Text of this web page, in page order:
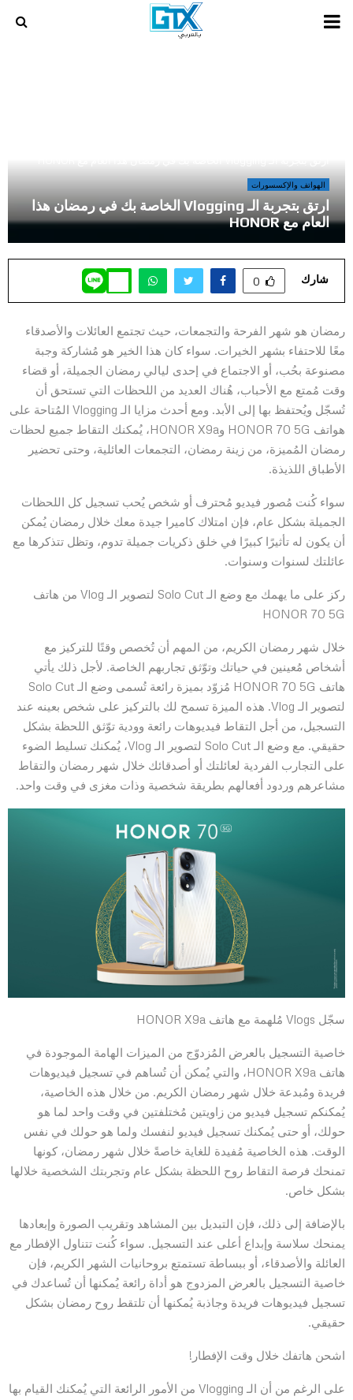
PRIMARY
الهواتف والإكسسورات
ارتق بتجربة الـ Vlogging الخاصة بك في رمضان هذا
العام مع HONOR
شارك 0
رمضان هو شهر الفرحة والتجمعات، حيث تجتمع العائلات والأصدقاء
معًا للاحتفاء بشهر الخيرات. سواء كان هذا الخير هو مُشاركة وجبة
مصنوعة بحُب، أو الاجتماع في إحدى ليالي رمضان الجميلة، أو قضاء
وقت مُمتع مع الأحباب، هُناك العديد من اللحظات التي تستحق أن
تُسجّل ويُحتفظ بها إلى الأبد. ومع أحدث مزايا الـ Vlogging المُتاحة على
هواتف HONOR 70 5G وHONOR X9a، يُمكنك التقاط جميع لحظات
رمضان المُميزة، من زينة رمضان، التجمعات العائلية، وحتى تحضير
الأطباق اللذيذة.
سواء كُنت مُصور فيديو مُحترف أو شخص يُحب تسجيل كل اللحظات
الجميلة بشكل عام، فإن امتلاك كاميرا جيدة معك خلال رمضان يُمكن
أن يكون له تأثيرًا كبيرًا في خلق ذكريات جميلة تدوم، وتظل تتذكرها مع
عائلتك لسنوات وسنوات.
ركز على ما يهمك مع وضع الـ Solo Cut لتصوير الـ Vlog من هاتف
HONOR 70 5G
خلال شهر رمضان الكريم، من المهم أن تُخصص وقتًا للتركيز مع
أشخاص مُعينين في حياتك وتوّثق تجاربهم الخاصة. لأجل ذلك يأتي
هاتف HONOR 70 5G مُزوّد بميزة رائعة تُسمى وضع الـ Solo Cut
لتصوير الـ Vlog. هذه الميزة تسمح لك بالتركيز على شخص بعينه عند
التسجيل، من أجل التقاط فيديوهات رائعة وودية توّثق اللحظة بشكل
حقيقي. مع وضع الـ Solo Cut لتصوير الـ Vlog، يُمكنك تسليط الضوء
على التجارب الفردية لعائلتك أو أصدقائك خلال شهر رمضان والتقاط
مشاعرهم وردود أفعالهم بطريقة شخصية وذات مغزى في وقت واحد.
سجّل Vlogs مُلهمة مع هاتف HONOR X9a
خاصية التسجيل بالعرض المُزدوّج من الميزات الهامة الموجودة في
هاتف HONOR X9a، والتي يُمكن أن تُساهم في تسجيل فيديوهات
فريدة ومُبدعة خلال شهر رمضان الكريم. من خلال هذه الخاصية،
يُمكنكم تسجيل فيديو من زاويتين مُختلفتين في وقت واحد لما هو
حولك، أو حتى يُمكنك تسجيل فيديو لنفسك ولما هو حولك في نفس
الوقت. هذه الخاصية مُفيدة للغاية خاصةً خلال شهر رمضان، كونها
تمنحك فرصة التقاط روح اللحظة بشكل عام وتجربتك الشخصية خلالها
بشكل خاص.
بالإضافة إلى ذلك، فإن التبديل بين المشاهد وتقريب الصورة وإبعادها
يمنحك سلاسة وإبداع أعلى عند التسجيل. سواء كُنت تتناول الإفطار مع
العائلة والأصدقاء، أو ببساطة تستمتع بروحانيات الشهر الكريم، فإن
خاصية التسجيل بالعرض المزدوج هو أداة رائعة يُمكنها أن تُساعدك في
تسجيل فيديوهات فريدة وجاذبة يُمكنها أن تلتقط روح رمضان بشكل
حقيقي.
اشحن هاتفك خلال وقت الإفطار!
على الرغم من أن الـ Vlogging من الأمور الرائعة التي يُمكنك القيام بها